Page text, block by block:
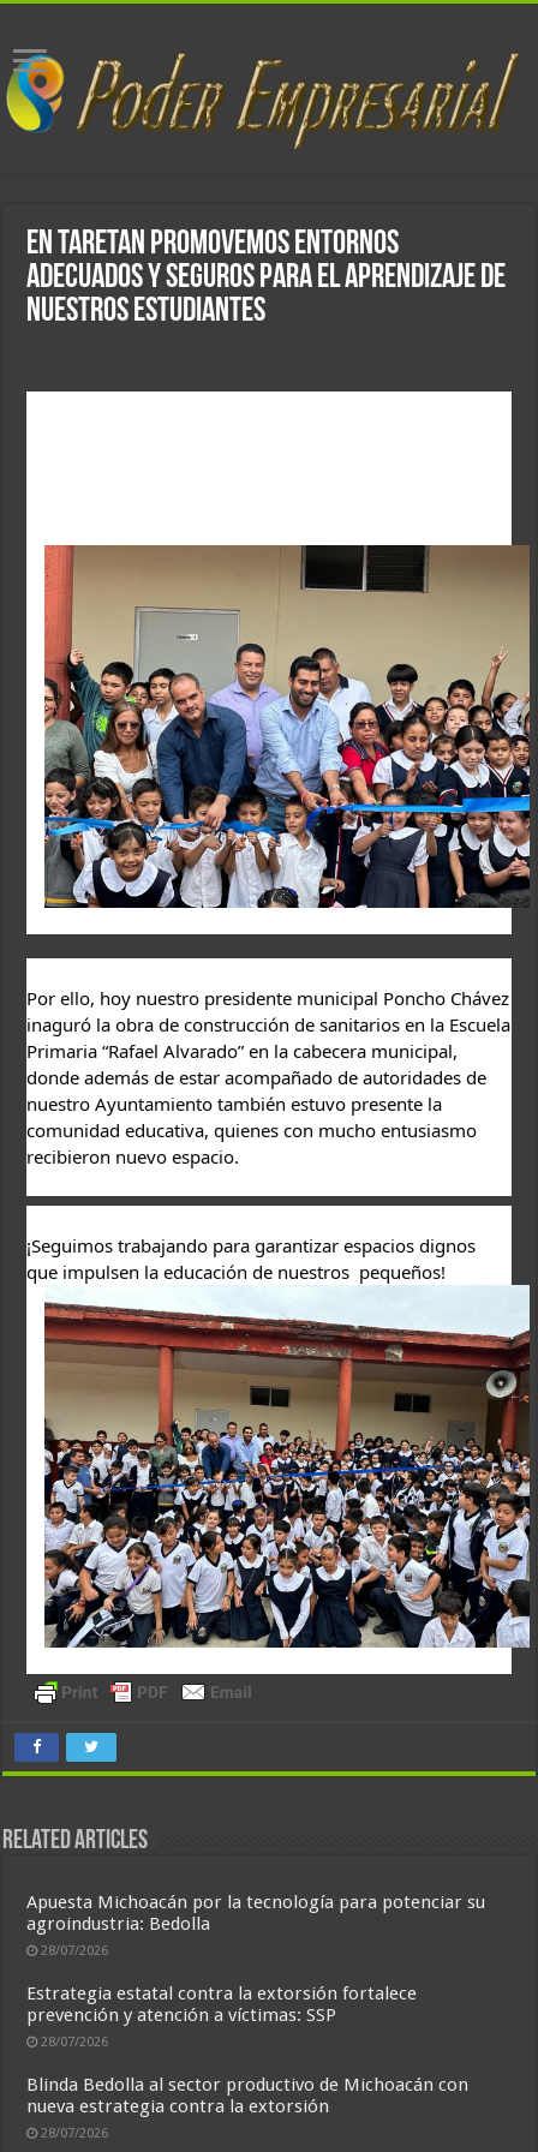
En Taretan promovemos entornos
adecuados y seguros para el aprendizaje de
nuestros estudiantes
Por ello, hoy nuestro presidente municipal Poncho Chávez
inaguró la obra de construcción de sanitarios en la Escuela
Primaria “Rafael Alvarado” en la cabecera municipal,
donde además de estar acompañado de autoridades de
nuestro Ayuntamiento también estuvo presente la
comunidad educativa, quienes con mucho entusiasmo
recibieron nuevo espacio.
¡Seguimos trabajando para garantizar espacios dignos
que impulsen la educación de nuestros  pequeños!
Related Articles
Apuesta Michoacán por la tecnología para potenciar su
agroindustria: Bedolla
28/07/2026
Estrategia estatal contra la extorsión fortalece
prevención y atención a víctimas: SSP
28/07/2026
Blinda Bedolla al sector productivo de Michoacán con
nueva estrategia contra la extorsión
28/07/2026